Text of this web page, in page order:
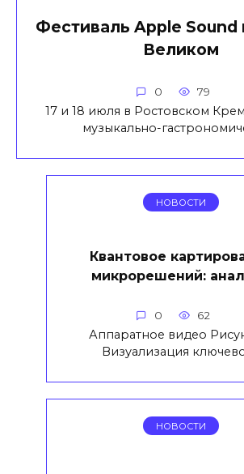
Фестиваль Apple Sound
Великом
0 79
17 и 18 июля в Ростовском
музыкально-
НОВОСТИ
Квантовое
микрорешений:
0 62
Аппаратное видео
Визуализация
НОВОСТИ